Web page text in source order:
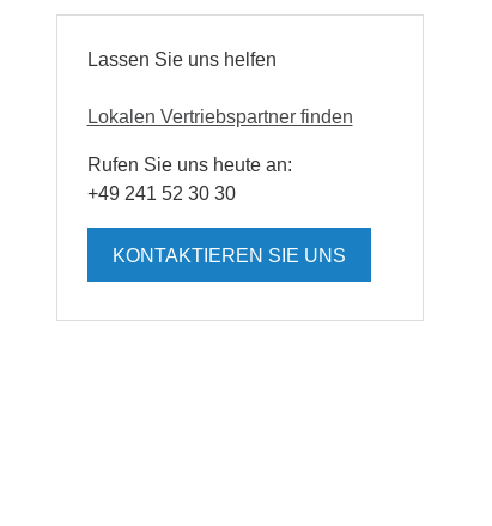
Lassen Sie uns helfen
Lokalen Vertriebspartner finden
Rufen Sie uns heute an:
+49 241 52 30 30
KONTAKTIEREN SIE UNS